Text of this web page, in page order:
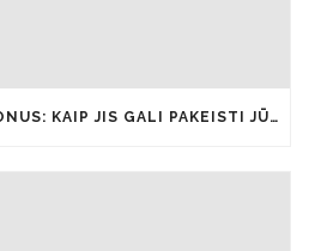
WAZBEE CASINO BONUS: KAIP JIS GALI PAKEISTI JŪSŲ ŽAIDIMŲ PATIRTĮ IŠ ESMĖS